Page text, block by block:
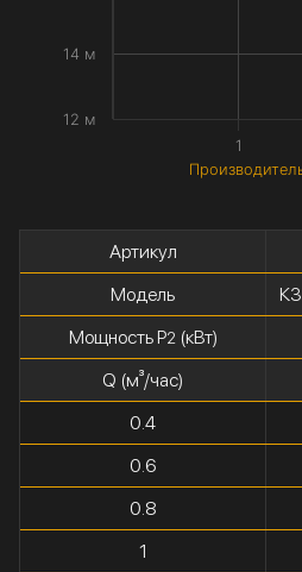
1
12 м
14 м
Артикул
Модель
Мощность P2(кВт)
Q (м³/час)
0.4
0.6
0.8
1